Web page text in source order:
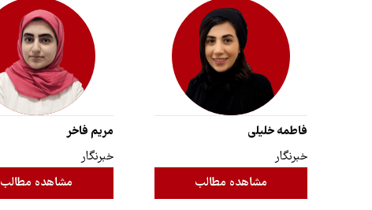
فاطمه خلیلی
خبرنگار
مشاهده مطالب
مریم فاخر
خبرنگار
مشاهده مطالب